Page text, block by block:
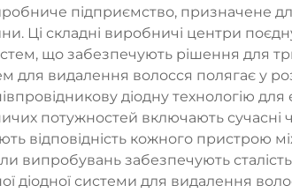
підприємство, призначене
Ці складні виробничі центри
що забезпечують рішення для
для видалення волосся полягає у
діодну технологію
потужностей включають сучасні
відповідність кожного пристрою
випробувань забезпечують
діодної системи для видалення